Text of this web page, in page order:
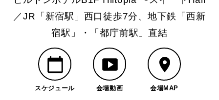
／JR「新宿駅」西口徒歩7分、地下鉄「西新
宿駅」・「都庁前駅」直結
スケジュール 会場動画 会場MAP